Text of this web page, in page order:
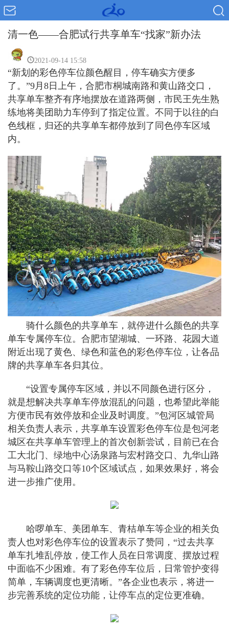
清一色——合肥试行共享单车“找家”新办法
2021-09-14 15:58
“新划的彩色停车位颜色醒目，停车确实方便多
了。”9月8日上午，合肥市桐城南路和黄山路交口，
共享单车整齐有序地摆放在道路两侧，市民王先生熟
练地将美团助力车停到了指定位置。不同于以往的白
色线框，归还的共享单车都停放到了同色停车区域
内。
骑什么颜色的共享单车，就停进什么颜色的共享
单车专属停车位。合肥市望湖城、一环路、花园大道
附近出现了黄色、绿色和蓝色的彩色停车位，让各品
牌的共享单车各归其位。
“设置专属停车区域，并以不同颜色进行区分，
就是想解决共享单车停放混乱的问题，也希望此举能
方便市民有效停放和企业及时调度。”包河区城管局
相关负责人表示，共享单车设置彩色停车位是包河老
城区在共享单车管理上的首次创新尝试，目前已在合
工大北门、绿地中心汤泉路与宏村路交口、九华山路
与马鞍山路交口等10个区域试点，如果效果好，将会
进一步推广使用。
哈啰单车、美团单车、青桔单车等企业的相关负
责人也对彩色停车位的设置表示了赞同，“过去共享
单车扎堆乱停放，使工作人员在日常调度、摆放过程
中面临不少困难。有了彩色停车位后，日常管护变得
简单，车辆调度也更清晰。”各企业也表示，将进一
步完善系统的定位功能，让停车点的定位更准确。